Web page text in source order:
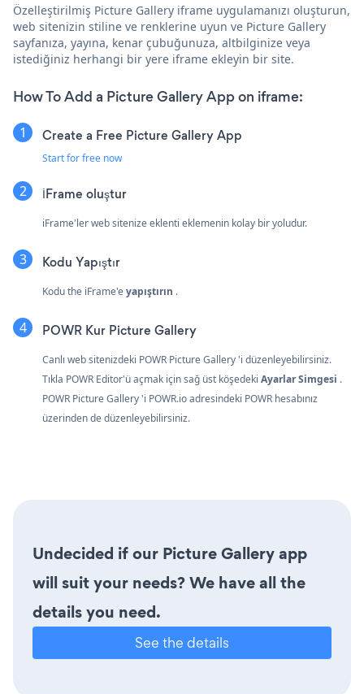
Özelleştirilmiş Picture Gallery iframe uygulamanızı oluşturun,
web sitenizin stiline ve renklerine uyun ve Picture Gallery
sayfanıza, yayına, kenar çubuğunuza, altbilginize veya
istediğiniz herhangi bir yere iframe ekleyin bir site.
How To Add a Picture Gallery App on iframe:
Create a Free Picture Gallery App
Start for free now
İFrame oluştur
iFrame'ler web sitenize eklenti eklemenin kolay bir yoludur.
Kodu Yapıştır
Kodu the iFrame'eyapıştırın .
POWR Kur Picture Gallery
Canlı web sitenizdeki POWR Picture Gallery 'i düzenleyebilirsiniz.
Tıkla POWR Editor'ü açmak için sağ üst köşedeki Ayarlar Simgesi .
POWR Picture Gallery 'i POWR.io adresindeki POWR hesabınız
üzerinden dedüzenleyebilirsiniz.
Undecided if our Picture Gallery app
will suit your needs? We have all the
details you need.
See the details